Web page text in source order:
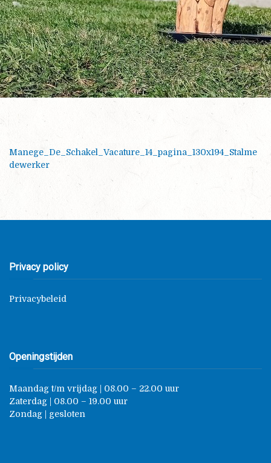
Manege_De_Schakel_Vacature_14_pagina_130x194_Stalme
dewerker
Privacy policy
Privacybeleid
Openingstijden
Maandag t/m vrijdag | 08.00 – 22.00 uur
Zaterdag | 08.00 – 19.00 uur
Zondag | gesloten